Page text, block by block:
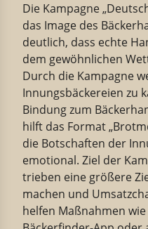
Die Kampagne„
das Image des
deutlich, dass echte
dem gewöhn­lichen
Durch die Kampagne
Innungs­bä­ckereien zu
Bindung zum
hilft das Format
die Botschaften der
emotional. Ziel der
trieben eine größere
machen und
helfen Maßnahmen